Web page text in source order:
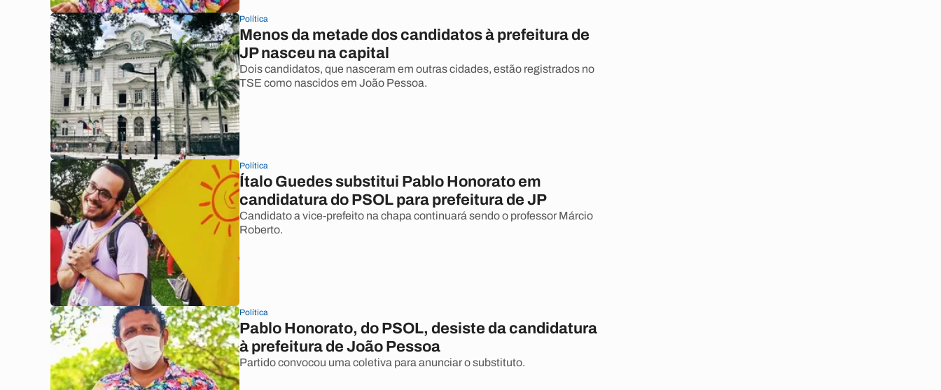
Política
Menos da metade dos candidatos à prefeitura de
JP nasceu na capital
Dois candidatos, que nasceram em outras cidades, estão registrados no
TSE como nascidos em João Pessoa.
Política
Ítalo Guedes substitui Pablo Honorato em
candidatura do PSOL para prefeitura de JP
Candidato a vice-prefeito na chapa continuará sendo o professor Márcio
Roberto.
Política
Pablo Honorato, do PSOL, desiste da candidatura
à prefeitura de João Pessoa
Partido convocou uma coletiva para anunciar o substituto.